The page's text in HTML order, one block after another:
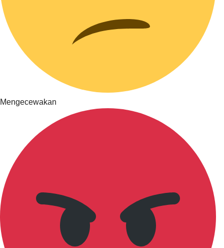
Mengecewakan